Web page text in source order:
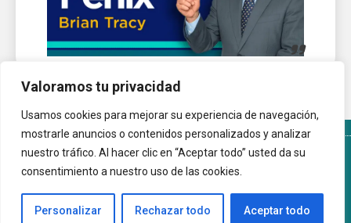
Valoramos tu privacidad
Usamos cookies para mejorar su experiencia de navegación,
mostrarle anuncios o contenidos personalizados y analizar
nuestro tráfico. Al hacer clic en “Aceptar todo” usted da su
consentimiento a nuestro uso de las cookies.
Personalizar Rechazar todo Aceptar todo
Política de Cookies